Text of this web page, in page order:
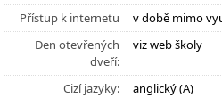
Přístup k internetu
v době mimo
Den otevřených
dveří:
viz web školy
Cizí jazyky:
anglický (A)